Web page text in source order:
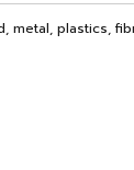
metal, plastics,